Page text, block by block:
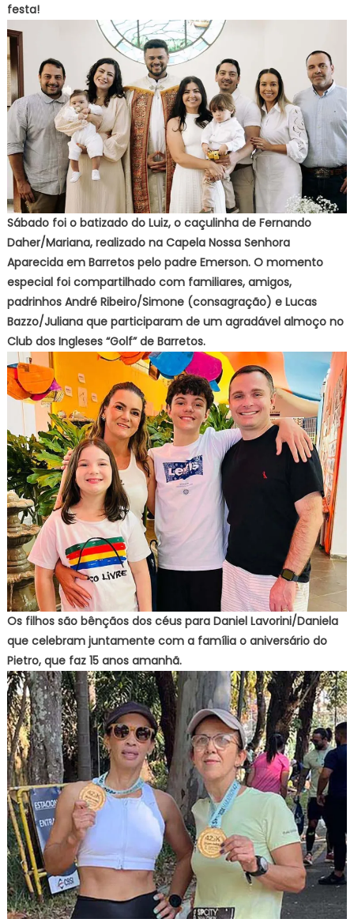
festa!
Sábado foi o batizado do Luiz, o caçulinha de Fernando
Daher/Mariana, realizado na Capela Nossa Senhora
Aparecida em Barretos pelo padre Emerson. O momento
especial foi compartilhado com familiares, amigos,
padrinhos André Ribeiro/Simone (consagração) e Lucas
Bazzo/Juliana que participaram de um agradável almoço no
Club dos Ingleses “Golf” de Barretos.
Os filhos são bênçãos dos céus para Daniel Lavorini/Daniela
que celebram juntamente com a família o aniversário do
Pietro, que faz 15 anos amanhã.